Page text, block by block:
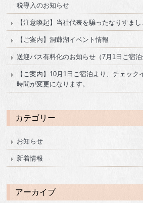
税導入のお知らせ
【注意喚起】当社代表を騙ったなりすま
【ご案内】洞爺湖イベント情報
送迎バス有料化のお知らせ（7月1日ご宿泊
【ご案内】10月1日ご宿泊より、チェッ
時間が変更になります。
カテゴリー
お知らせ
新着情報
アーカイブ